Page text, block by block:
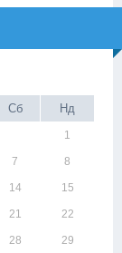
Сб Нд
1
7 8
14 15
21 22
28 29